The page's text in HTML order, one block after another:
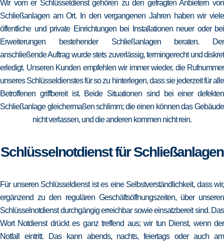
Wir vom er Schlüsseldienst gehören zu den gefragten Anbietern von
Schließanlagen am Ort. In den vergangenen Jahren haben wir viele
öffentliche und private Einrichtungen bei Installationen neuer oder bei
Erweiterungen bestehender Schließanlagen beraten. Der
anschließende Auftrag wurde stets zuverlässig, termingerecht und diskret
erledigt. Unseren Kunden empfehlen wir immer wieder, die Rufnummer
unseres Schlüsseldienstes für so zu hinterlegen, dass sie jederzeit für alle
Betroffenen griffbereit ist. Beide Situationen sind bei einer defekten
Schließanlage gleichermaßen schlimm; die einen können das Gebäude
nicht verlassen, und die anderen kommen nicht rein.
Schlüsselnotdienst für Schließanlagen
Für unseren Schlüsseldienst ist es eine Selbstverständlichkeit, dass wir,
ergänzend zu den regulären Geschäftsöffnungszeiten, über unseren
Schlüsselnotdienst durchgängig erreichbar sowie einsatzbereit sind. Das
Wort Notdienst drückt es ganz treffend aus; wir tun Dienst, wenn der
Notfall eintritt. Das kann abends, nachts, feiertags oder auch am